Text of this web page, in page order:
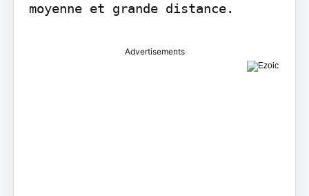
moyenne et grande distance.
Advertisements